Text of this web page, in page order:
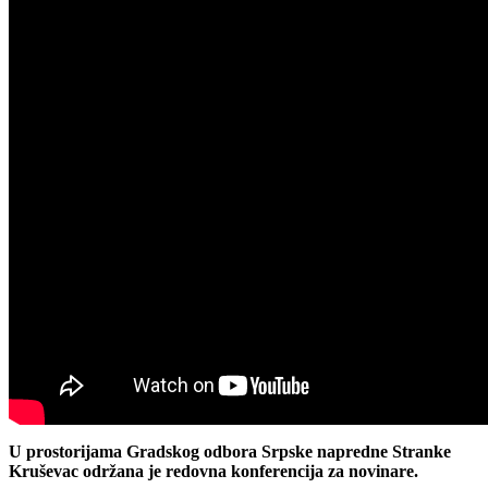
U prostorijama Gradskog odbora Srpske napredne Stranke
Kruševac održana je redovna konferencija za novinare.